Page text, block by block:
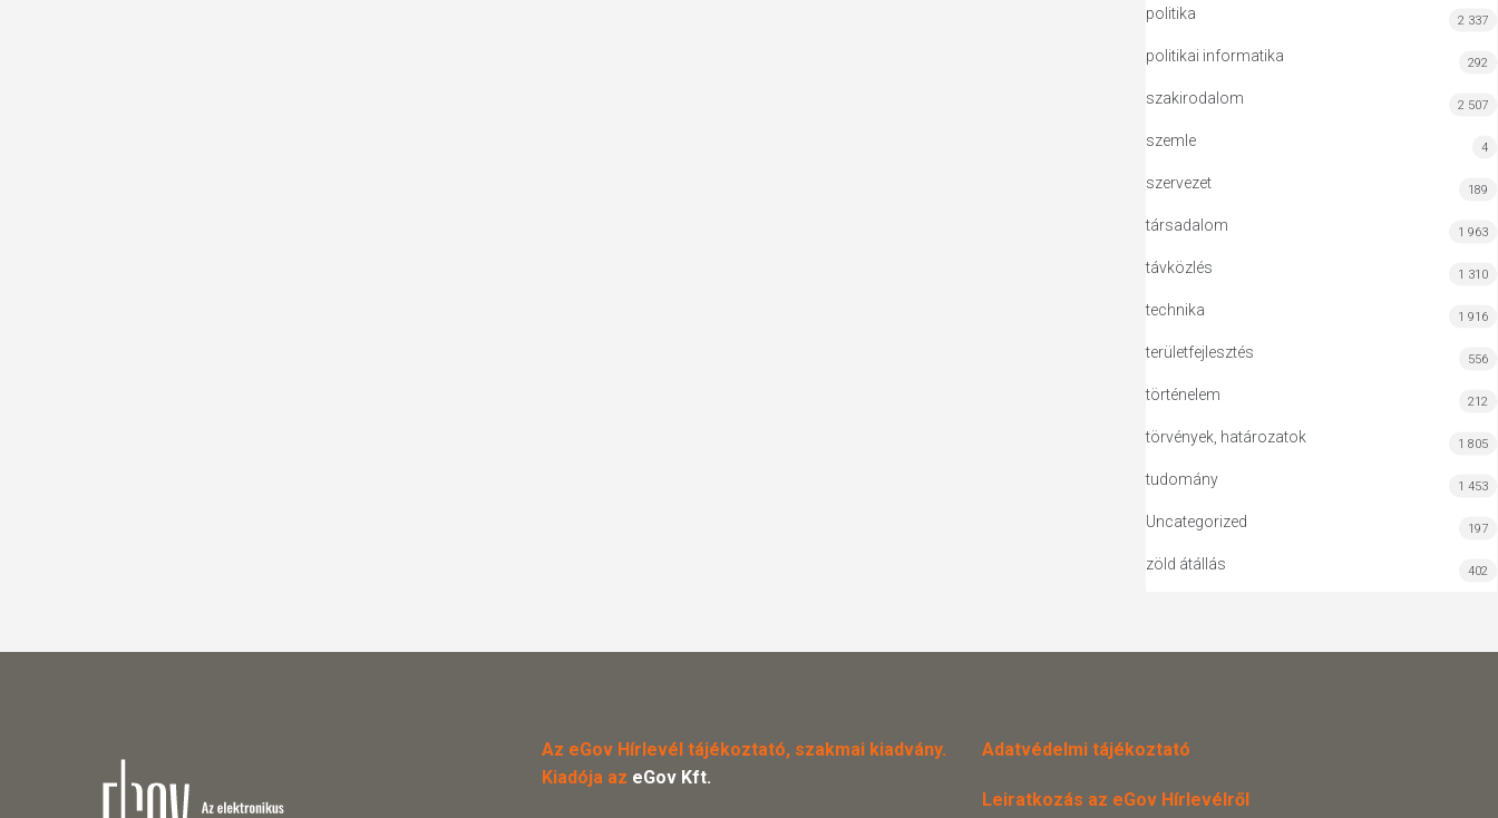
politika 2 337
politikai informatika 292
szakirodalom 2 507
szemle 4
szervezet 189
társadalom 1 963
távközlés 1 310
technika 1 916
területfejlesztés 556
történelem 212
törvények, határozatok 1 805
tudomány 1 453
Uncategorized 197
zöld átállás 402
Az eGov Hírlevél tájékoztató, szakmai kiadvány.
Kiadója az eGov Kft.
Adatvédelmi tájékoztató
Leiratkozás az eGov Hírlevélről